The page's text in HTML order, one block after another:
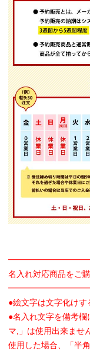
名入れ対応商品をご
●絵文字は文字化けす
●名入れ文字を備考欄
マ,」は使用出来ませ
使用した場合、「半